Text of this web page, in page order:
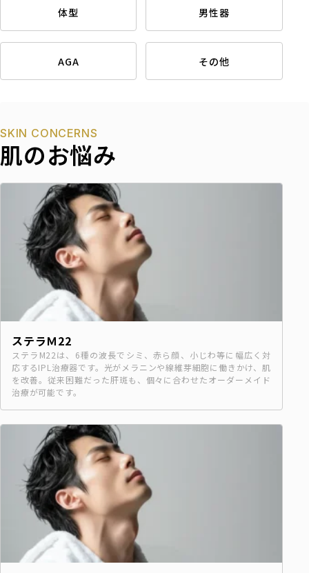
体型 男性器
AGA その他
肌のお悩み
SKIN CONCERNS
ステラＭ22
ステラM22は、6種の波長でシミ、赤ら顔、小じわ等に幅広く対
応するIPL治療器です。光がメラニンや線維芽細胞に働きかけ、肌
を改善。従来困難だった肝斑も、個々に合わせたオーダーメイド
治療が可能です。